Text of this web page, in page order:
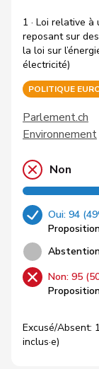
1 · Loi relative
reposant sur
la loi sur
électricité)
POLITIQUE
Parlement.ch
Environnement
Non
Oui: 94
Non: 95
Excusé/Absent:
inclus·e)